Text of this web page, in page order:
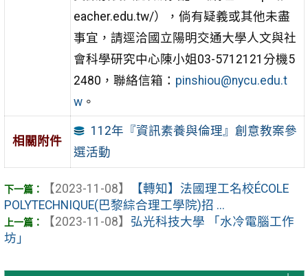
eacher.edu.tw/），倘有疑義或其他未盡
事宜，請逕洽國立陽明交通大學人文與社
會科學研究中心陳小姐03-5712121分機5
2480，聯絡信箱： pinshiou@nycu.edu.t
w。
相關附件
112年『資訊素養與倫理』創意教案參
選活動
【2023-11-08】
【轉知】法國理工名校ÉCOLE
POLYTECHNIQUE(巴黎綜合理工學院)招 ...
【2023-11-08】 弘光科技大學 「水冷電腦工作
坊」